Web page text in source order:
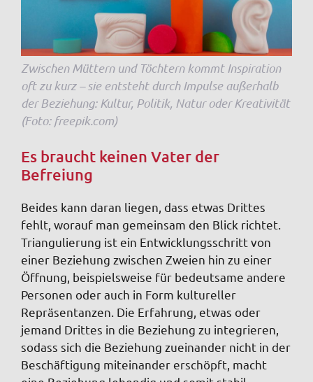
Zwischen Müttern und Töchtern kommt Inspiration
oft zu kurz – sie entsteht durch Impulse außerhalb
der Beziehung: Kultur, Politik, Natur oder Kreativität
(Foto: freepik.com)
Es braucht keinen Vater der
Befreiung
Beides kann daran liegen, dass etwas Drittes
fehlt, worauf man gemeinsam den Blick richtet.
Triangulierung ist ein Entwicklungsschritt von
einer Beziehung zwischen Zweien hin zu einer
Öffnung, beispielsweise für bedeutsame andere
Personen oder auch in Form kultureller
Repräsentanzen. Die Erfahrung, etwas oder
jemand Drittes in die Beziehung zu integrieren,
sodass sich die Beziehung zueinander nicht in der
Beschäftigung miteinander erschöpft, macht